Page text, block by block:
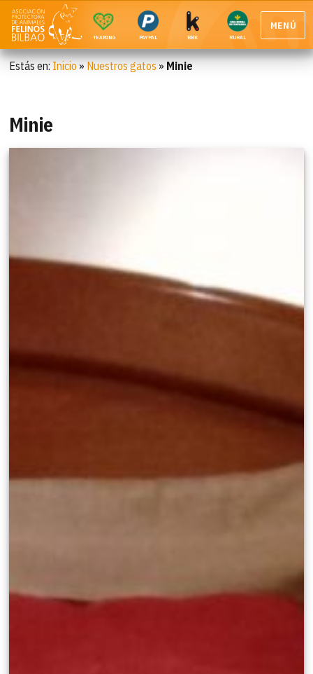
TEAMING PAYPAL BBK RURAL
MENÚ
Estás en: Inicio » Nuestros gatos » Minie
Minie